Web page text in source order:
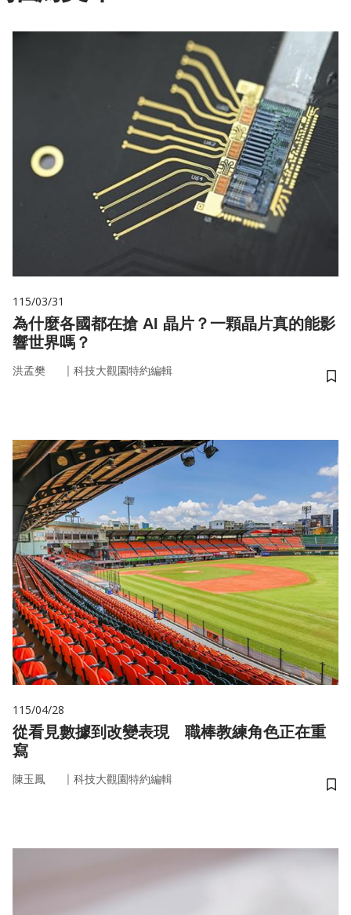
115/03/31
為什麼各國都在搶 AI 晶片？一顆晶片真的能影
響世界嗎？
洪孟樊 ｜ 科技大觀園特約編輯
儲
115/04/28
從看見數據到改變表現 職棒教練角色正在重
寫
陳玉鳳 ｜ 科技大觀園特約編輯
儲